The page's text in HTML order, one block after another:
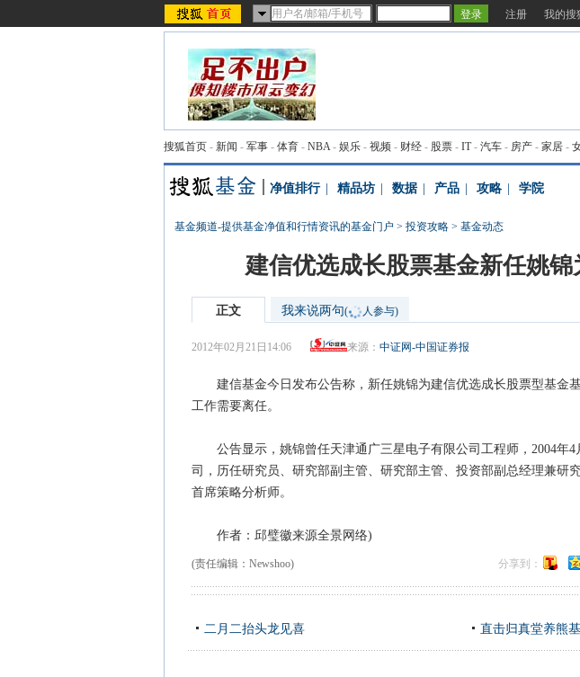
注册 我的搜
搜狐首页 - 新闻 - 军事 - 体育 - NBA- 娱乐 - 视频 - 财经 - 股票 - IT- 汽车 - 房产 - 家居 -
净值排行 精品坊 数据 产品 攻略 学院
基金频道-提供基金净值和行情资讯的基金门户 > 投资攻略 > 基金动态
建信优选成长股票基金新任姚锦
正文 我来说两句( 人参与)
2012年02月21日14:06 来源： 中证网-中国证券报
建信基金今日发布公告称，新任姚锦为建信优选成长股票型基金
工作需要离任。
公告显示，姚锦曾任天津通广三星电子有限公司工程师，2004年4
司，历任研究员、研究部副主管、研究部主管、投资部副总经理兼研
首席策略分析师。
作者：邱璧徽来源全景网络)
(责任编辑：Newshoo) 分享到：
二月二抬头龙见喜 直击归真堂养熊